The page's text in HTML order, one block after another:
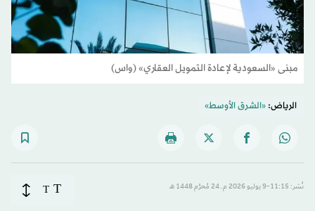
مبنى «السعودية لإعادة التمويل العقاري» (واس)
الرياض:«الشرق الأوسط»
نُشر: 11:15-9 يوليو 2026 م ـ 24 مُحرَّم 1448 هـ T
T